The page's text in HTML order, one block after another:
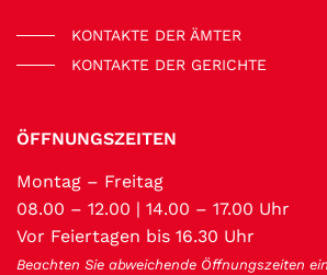
KONTAKTE DER ÄMTER
KONTAKTE DER GERICHTE
ÖFFNUNGSZEITEN
Montag – Freitag
08.00 – 12.00 | 14.00 – 17.00 Uhr
Vor Feiertagen bis 16.30 Uhr
Beachten Sie abweichende Öffnungszeiten